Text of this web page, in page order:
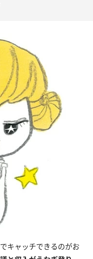
キャッチできるのがお